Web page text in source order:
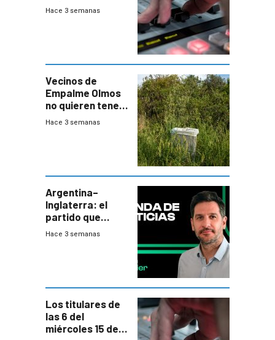
Hace 3 semanas
Vecinos de
Empalme Olmos
no quieren tener
cerca una planta
departamental
Hace 3 semanas
Argentina–
Inglaterra: el
partido que
nunca termina
Hace 3 semanas
Los titulares de
las 6 del
miércoles 15 de